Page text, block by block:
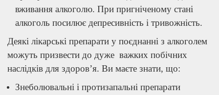
вживання алкоголю. При пригніченому стані
алкоголь посилює депресивність і тривожність.
Деякі лікарські препарати у поєднанні з алкоголем
можуть призвести до дуже важких побічних
наслідків для здоров’я. Ви маєте знати, що:
Знеболювальні і протизапальні препарати